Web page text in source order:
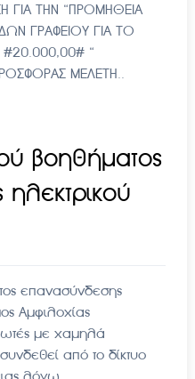
ΓΙΑ ΤΗΝ “ΠΡΟΜΗΘΕΙΑ
ΓΡΑΦΕΙΟΥ ΓΙΑ ΤΟ
#20.000,00# “
ΜΕΛΕΤΗ..
βοηθήματος
επανασύνδεσης
Αμφιλοχίας
με χαμηλά
από το δίκτυο